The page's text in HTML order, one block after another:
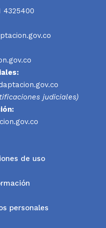
4325400
judiciales)
de uso
personales